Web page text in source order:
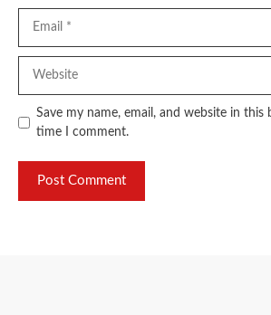
Save my name, email, and website in
time I comment.